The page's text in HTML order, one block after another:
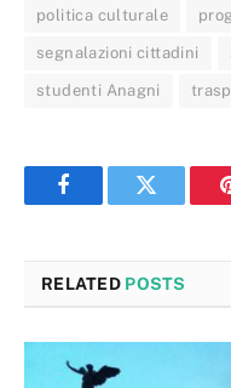
politica culturale
segnalazioni cittadini
studenti Anagni
FacebookTwitter
RELATED POSTS